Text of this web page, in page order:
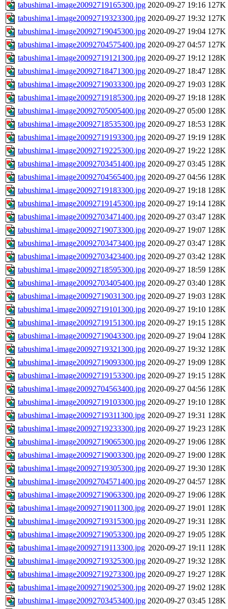
tabushima1-image20092719165300.jpg 2020-09-27 19:16 127K
tabushima1-image20092719323300.jpg 2020-09-27 19:32 127K
tabushima1-image20092719045300.jpg 2020-09-27 19:04 127K
tabushima1-image20092704575400.jpg 2020-09-27 04:57 127K
tabushima1-image20092719121300.jpg 2020-09-27 19:12 128K
tabushima1-image20092718471300.jpg 2020-09-27 18:47 128K
tabushima1-image20092719033300.jpg 2020-09-27 19:03 128K
tabushima1-image20092719185300.jpg 2020-09-27 19:18 128K
tabushima1-image20092705005400.jpg 2020-09-27 05:00 128K
tabushima1-image20092718535300.jpg 2020-09-27 18:53 128K
tabushima1-image20092719193300.jpg 2020-09-27 19:19 128K
tabushima1-image20092719225300.jpg 2020-09-27 19:22 128K
tabushima1-image20092703451400.jpg 2020-09-27 03:45 128K
tabushima1-image20092704565400.jpg 2020-09-27 04:56 128K
tabushima1-image20092719183300.jpg 2020-09-27 19:18 128K
tabushima1-image20092719145300.jpg 2020-09-27 19:14 128K
tabushima1-image20092703471400.jpg 2020-09-27 03:47 128K
tabushima1-image20092719073300.jpg 2020-09-27 19:07 128K
tabushima1-image20092703473400.jpg 2020-09-27 03:47 128K
tabushima1-image20092703423400.jpg 2020-09-27 03:42 128K
tabushima1-image20092718595300.jpg 2020-09-27 18:59 128K
tabushima1-image20092703405400.jpg 2020-09-27 03:40 128K
tabushima1-image20092719031300.jpg 2020-09-27 19:03 128K
tabushima1-image20092719101300.jpg 2020-09-27 19:10 128K
tabushima1-image20092719151300.jpg 2020-09-27 19:15 128K
tabushima1-image20092719043300.jpg 2020-09-27 19:04 128K
tabushima1-image20092719321300.jpg 2020-09-27 19:32 128K
tabushima1-image20092719093300.jpg 2020-09-27 19:09 128K
tabushima1-image20092719153300.jpg 2020-09-27 19:15 128K
tabushima1-image20092704563400.jpg 2020-09-27 04:56 128K
tabushima1-image20092719103300.jpg 2020-09-27 19:10 128K
tabushima1-image20092719311300.jpg 2020-09-27 19:31 128K
tabushima1-image20092719233300.jpg 2020-09-27 19:23 128K
tabushima1-image20092719065300.jpg 2020-09-27 19:06 128K
tabushima1-image20092719003300.jpg 2020-09-27 19:00 128K
tabushima1-image20092719305300.jpg 2020-09-27 19:30 128K
tabushima1-image20092704571400.jpg 2020-09-27 04:57 128K
tabushima1-image20092719063300.jpg 2020-09-27 19:06 128K
tabushima1-image20092719011300.jpg 2020-09-27 19:01 128K
tabushima1-image20092719315300.jpg 2020-09-27 19:31 128K
tabushima1-image20092719053300.jpg 2020-09-27 19:05 128K
tabushima1-image20092719113300.jpg 2020-09-27 19:11 128K
tabushima1-image20092719325300.jpg 2020-09-27 19:32 128K
tabushima1-image20092719273300.jpg 2020-09-27 19:27 128K
tabushima1-image20092719025300.jpg 2020-09-27 19:02 128K
tabushima1-image20092703453400.jpg 2020-09-27 03:45 128K